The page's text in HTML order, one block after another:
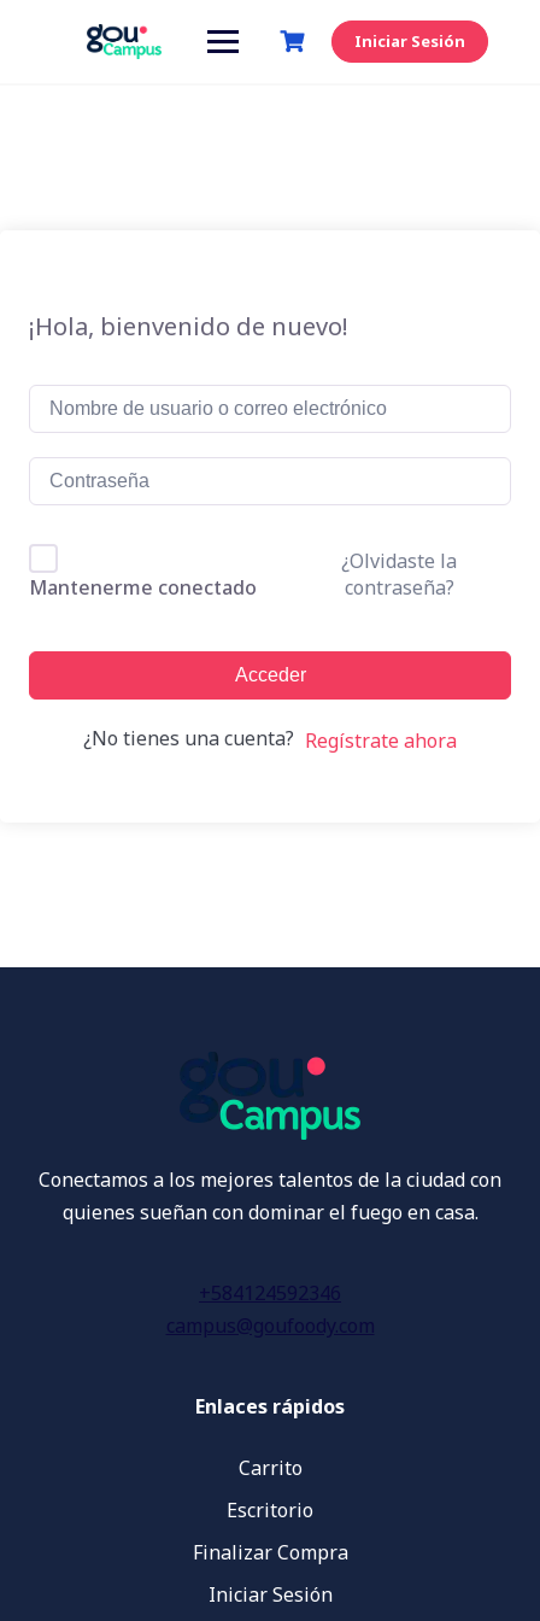
Iniciar Sesión
¡Hola, bienvenido de nuevo!
Mantenerme conectado
¿Olvidaste la
contraseña?
Acceder
¿No tienes una cuenta? Regístrate ahora
Conectamos a los mejores talentos de la ciudad con
quienes sueñan con dominar el fuego en casa.
+584124592346
campus@goufoody.com
Enlaces rápidos
Carrito
Escritorio
Finalizar Compra
Iniciar Sesión